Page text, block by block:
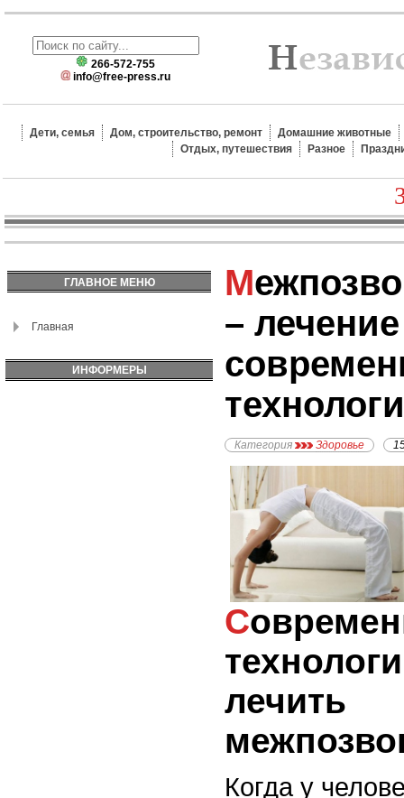
266-572-755
info@free-press.ru
Дети, семья Дом, строительство, ремонт
Домашние животные
Отдых, путешествия
Разное
ГЛАВНОЕ МЕНЮ
Главная
ИНФОРМЕРЫ
Межпозвоночная грыжа
–
Категория Здоровье
Современные
лечить
Когда у